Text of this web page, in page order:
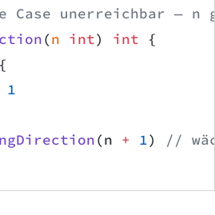
Case unerreichbar —
(n int) int {
1
(n + 1)
//